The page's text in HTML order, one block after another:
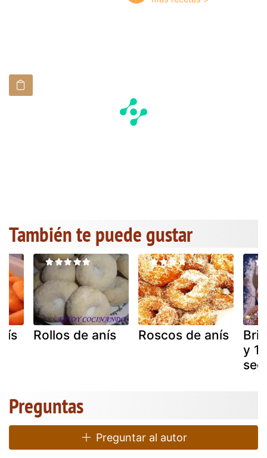
También te puede gustar
Rollos de anís Roscos de anís
y
Preguntas
Preguntar al autor